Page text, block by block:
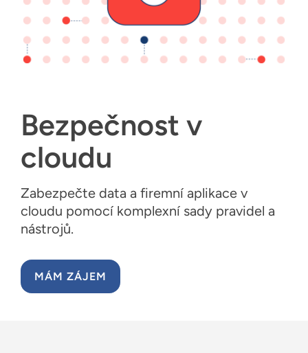
Čeština
Bezpečnost v
cloudu
Zabezpečte data a firemní aplikace v
cloudu pomocí komplexní sady pravidel a
nástrojů.
MÁM ZÁJEM